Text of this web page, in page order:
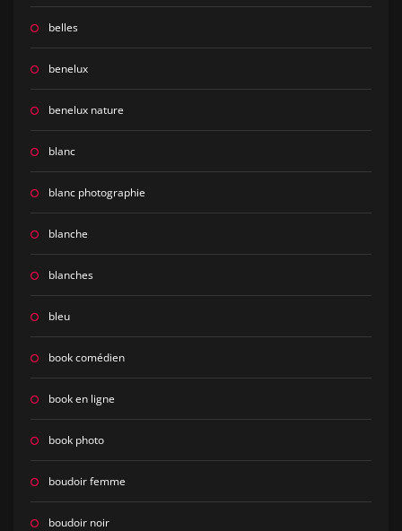
belles
benelux
benelux nature
blanc
blanc photographie
blanche
blanches
bleu
book comédien
book en ligne
book photo
boudoir femme
boudoir noir